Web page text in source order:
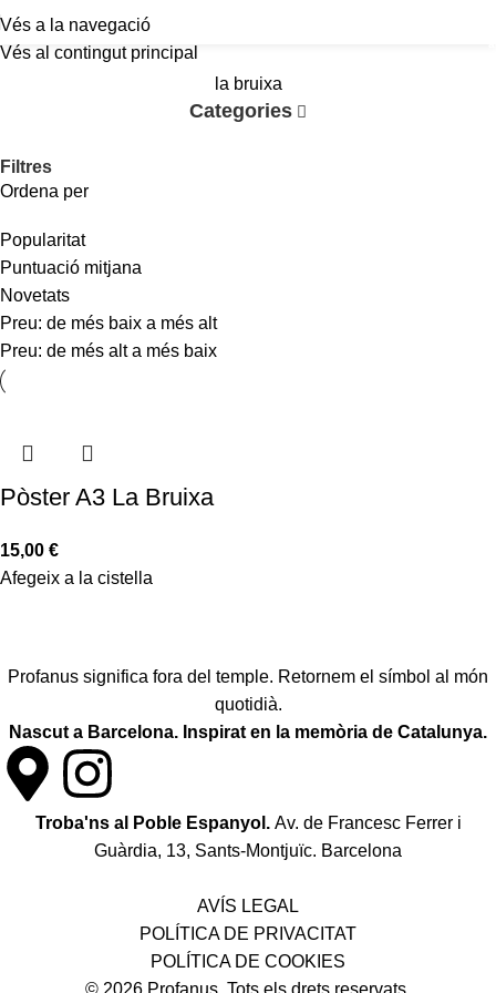
Vés a la navegació
Vés al contingut principal
la bruixa
Categories
Filtres
Ordena per
Popularitat
Puntuació mitjana
Novetats
Preu: de més baix a més alt
Preu: de més alt a més baix
Pòster A3 La Bruixa
15,00 €
Afegeix a la cistella
Profanus significa fora del temple. Retornem el símbol al món
quotidià.
Nascut a Barcelona. Inspirat en la memòria de Catalunya.
Troba'ns al Poble Espanyol. Av. de Francesc Ferrer i
Guàrdia, 13, Sants-Montjuïc. Barcelona
AVÍS LEGAL
POLÍTICA DE PRIVACITAT
POLÍTICA DE COOKIES
© 2026 Profanus. Tots els drets reservats.